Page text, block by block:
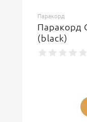
Паракорд
Паракорд
(black)